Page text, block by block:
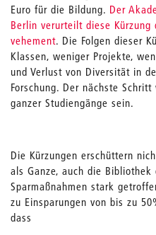
Euro für die Bildung. Der
Berlin verurteilt diese Kürzung
vehement. Die Folgen dieser
Klassen, weniger Projekte,
und Verlust von Diversität in
Forschung. Der nächste
ganzer Studiengänge sein.
Die Kürzungen erschüttern
als Ganze, auch die
Sparmaßnahmen stark
zu Einsparungen von bis zu
dass